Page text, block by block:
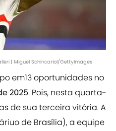
| Miguel Schincariol/GettyImages
em13 oportunidades no
2025. Pois, nesta quarta-
de sua terceira vitória. A
de Brasília), a equipe